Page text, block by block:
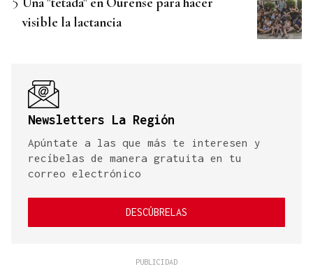
visible la lactancia
Newsletters La Región
Apúntate a las que más te interesen y
recíbelas de manera gratuita en tu
correo electrónico
DESCÚBRELAS